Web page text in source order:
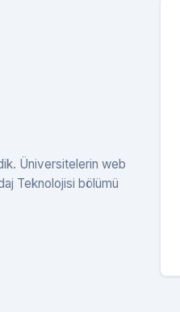
Üniversitelerin web
Teknolojisi bölümü